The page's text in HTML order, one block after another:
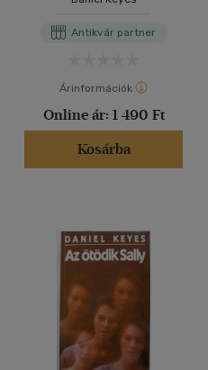
Antikvár partner
Árinformációk
Online ár: 1 490 Ft
Kosárba